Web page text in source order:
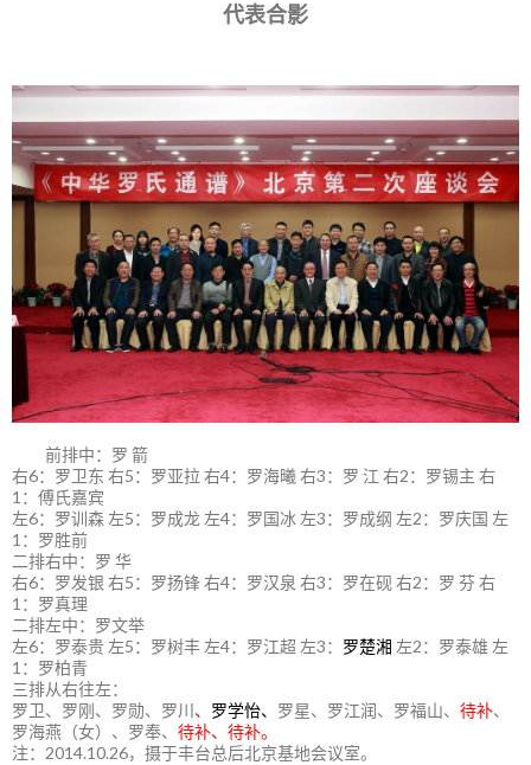
代表合影
前排中：罗 箭
右6：罗卫东 右5：罗亚拉 右4：罗海曦 右3：罗 江 右2：罗锡主 右
1：傅氏嘉宾
左6：罗训森 左5：罗成龙 左4：罗国冰 左3：罗成纲 左2：罗庆国 左
1：罗胜前
二排右中：罗 华
右6：罗发银 右5：罗扬锋 右4：罗汉泉 右3：罗在砚 右2：罗 芬 右
1：罗真理
二排左中：罗文举
左6：罗泰贵 左5：罗树丰 左4：罗江超 左3： 罗楚湘 左2：罗泰雄 左
1：罗柏青
三排从右往左：
罗卫、罗刚、罗勋、罗川 、 罗学怡、 罗星、罗江润、罗福山、 待补、
罗海燕（女）、罗奉、 待补、待补。
注：2014.10.26，摄于丰台总后北京基地会议室。